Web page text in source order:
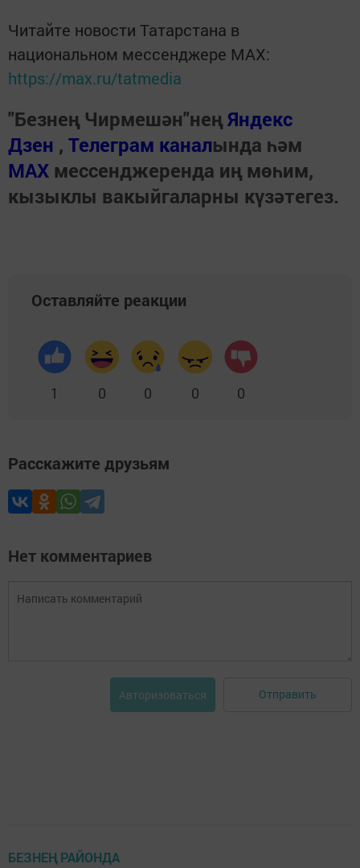
Читайте новости Татарстана в
национальном мессенджере MАХ:
https://max.ru/tatmedia
"Безнең Чирмешән"неңЯндекс
Дзен , Телеграм каналында һәм
МАХ мессенджеренда иң мөһим,
кызыклы вакыйгаларны күзәтегез.
Оставляйте реакции
1 0 0 0 0
Расскажите друзьям
Нет комментариев
Авторизоваться Отправить
БЕЗНЕҢ РАЙОНДА